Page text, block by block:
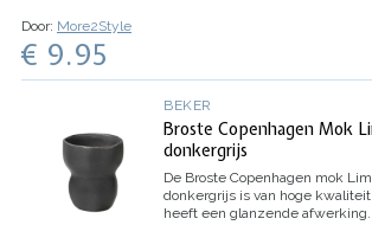
Door: More2Style
€ 9.95
BEKER
Broste Copenhagen Mok
donkergrijs
De Broste Copenhagen mok
donkergrijs is van hoge
heeft een glanzende